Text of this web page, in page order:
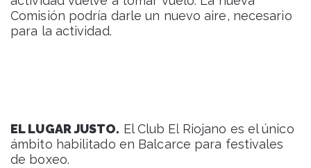
Comisión podría darle un nuevo aire, necesario
para la actividad.
EL LUGAR JUSTO. El Club El Riojano es el único
ámbito habilitado en Balcarce para festivales
de boxeo.